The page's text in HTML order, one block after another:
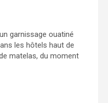
garnissage ouatiné
les hôtels haut de
matelas, du moment